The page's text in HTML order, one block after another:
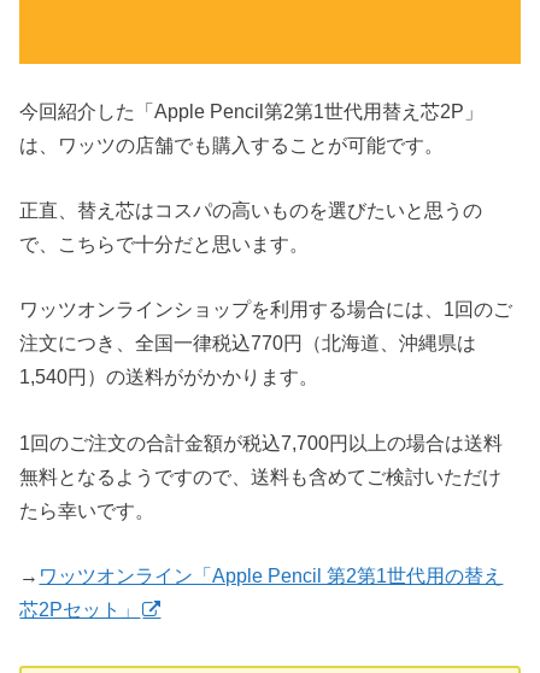
今回紹介した「Apple Pencil第2第1世代用替え芯2P」
は、ワッツの店舗でも購入することが可能です。
正直、替え芯はコスパの高いものを選びたいと思うの
で、こちらで十分だと思います。
ワッツオンラインショップを利用する場合には、1回のご
注文につき、全国一律税込770円（北海道、沖縄県は
1,540円）の送料ががかかります。
1回のご注文の合計金額が税込7,700円以上の場合は送料
無料となるようですので、送料も含めてご検討いただけ
たら幸いです。
→ ワッツオンライン「Apple Pencil 第2第1世代用の替え
芯2Pセット」